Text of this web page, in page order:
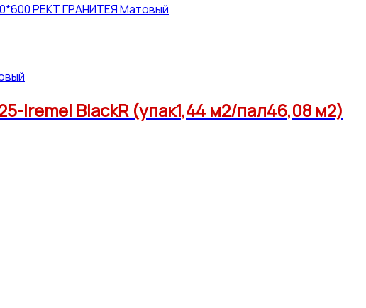
РЕКТ ГРАНИТЕЯ Матовый
Iremel BlackR (упак1,44 м2/пал46,08 м2)